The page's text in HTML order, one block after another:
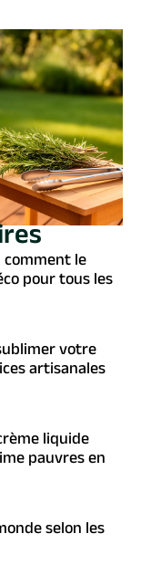
comment le
pour tous les
votre
artisanales
liquide
pauvres en
selon les